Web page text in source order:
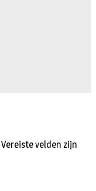
Vereiste velden zijn